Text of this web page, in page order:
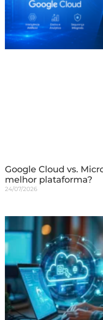
Google Cloud vs.
melhor plataforma?
24/07/2026